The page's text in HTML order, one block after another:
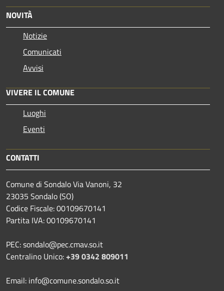
NOVITÀ
Notizie
Comunicati
Avvisi
VIVERE IL COMUNE
Luoghi
Eventi
CONTATTI
Comune di Sondalo Via Vanoni, 32
23035 Sondalo (SO)
Codice Fiscale: 00109670141
Partita IVA: 00109670141
PEC: sondalo@pec.cmav.so.it
Centralino Unico:+39 0342 809011
Email: info@comune.sondalo.so.it